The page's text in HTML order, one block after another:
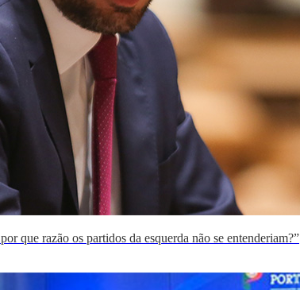
que razão os partidos da esquerda não se entenderiam?”